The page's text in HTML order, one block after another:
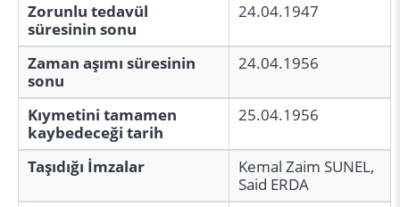
Zorunlu tedavül
süresinin sonu
24.04.1947
Zaman aşımı süresinin
sonu
24.04.1956
Kıymetini tamamen
kaybedeceği tarih
25.04.1956
Taşıdığı İmzalar
Kemal Zaim SUNEL,
Said ERDA